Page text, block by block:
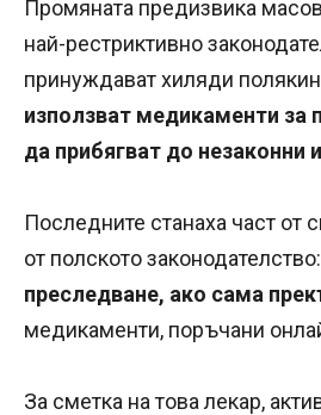
Промяната предизвика
най-рестриктивно
принуждават хиляди
използват медикаменти за
да прибягват до незаконни
Последните станаха част от
от полското
преследване, ако сама
медикаменти, поръчани
За сметка на това лекар,